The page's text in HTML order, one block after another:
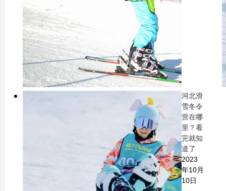
河北滑
雪冬令
营在哪
里？看
完就知
道了
2023
年10月
10日